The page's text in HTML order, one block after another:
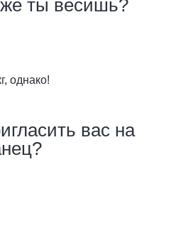
ты весишь?
однако!
вас на